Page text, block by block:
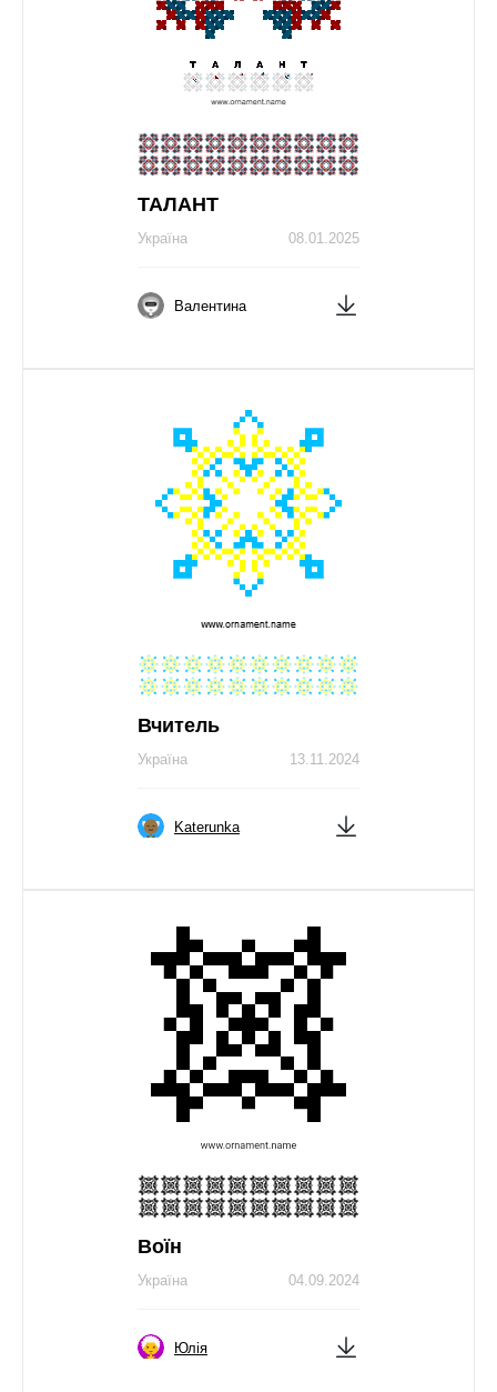
ТАЛАНТ
08.01.2025
Україна
Валентина
Вчитель
13.11.2024
Україна
Katerunka
Воїн
04.09.2024
Україна
Юлія